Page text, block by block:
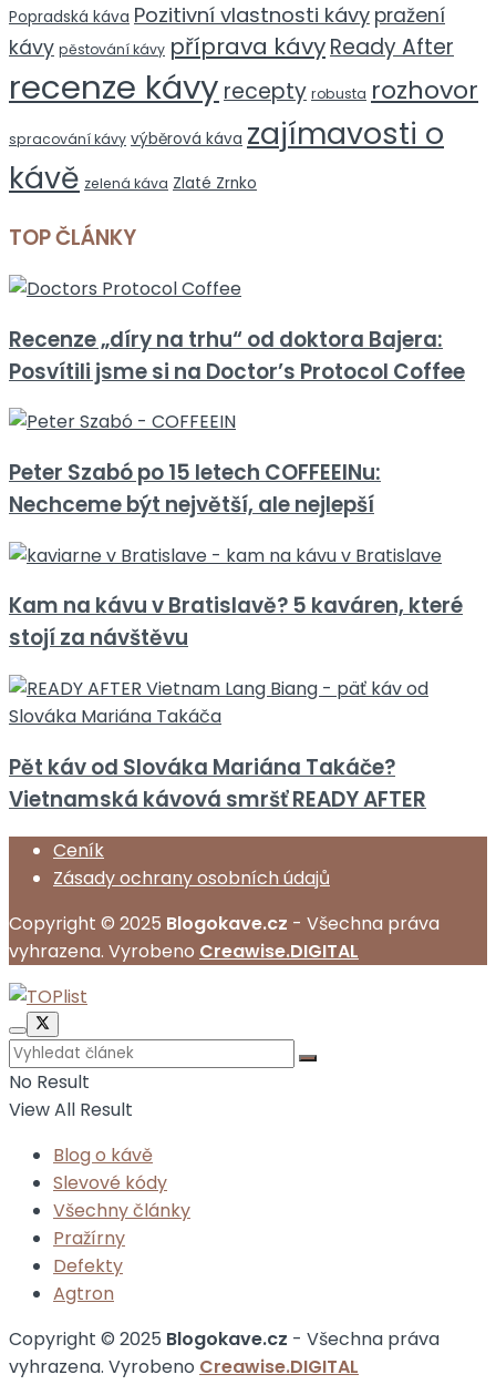
Popradská káva Pozitivní vlastnosti kávy pražení
kávy pěstování kávy příprava kávyReady After
recenze kávy recepty robusta rozhovor
spracování kávy výběrová káva zajímavosti o
kávě zelená káva Zlaté Zrnko
TOP ČLÁNKY
Recenze „díry na trhu“ od doktora Bajera:
Posvítili jsme si na Doctor’s Protocol Coffee
Peter Szabó po 15 letech COFFEEINu:
Nechceme být největší, ale nejlepší
Kam na kávu v Bratislavě? 5 kaváren, které
stojí za návštěvu
Pět káv od Slováka Mariána Takáče?
Vietnamská kávová smršť READY AFTER
Ceník
Zásady ochrany osobních údajů
Copyright © 2025 Blogokave.cz - Všechna práva
vyhrazena. Vyrobeno Creawise.DIGITAL
No Result
View All Result
Blog o kávě
Slevové kódy
Všechny články
Pražírny
Defekty
Agtron
Copyright © 2025 Blogokave.cz - Všechna práva
vyhrazena. Vyrobeno Creawise.DIGITAL